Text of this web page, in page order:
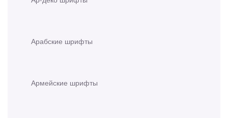
Арабские шрифты
Армейские шрифты